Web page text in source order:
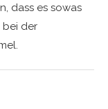
dass es sowas
bei der